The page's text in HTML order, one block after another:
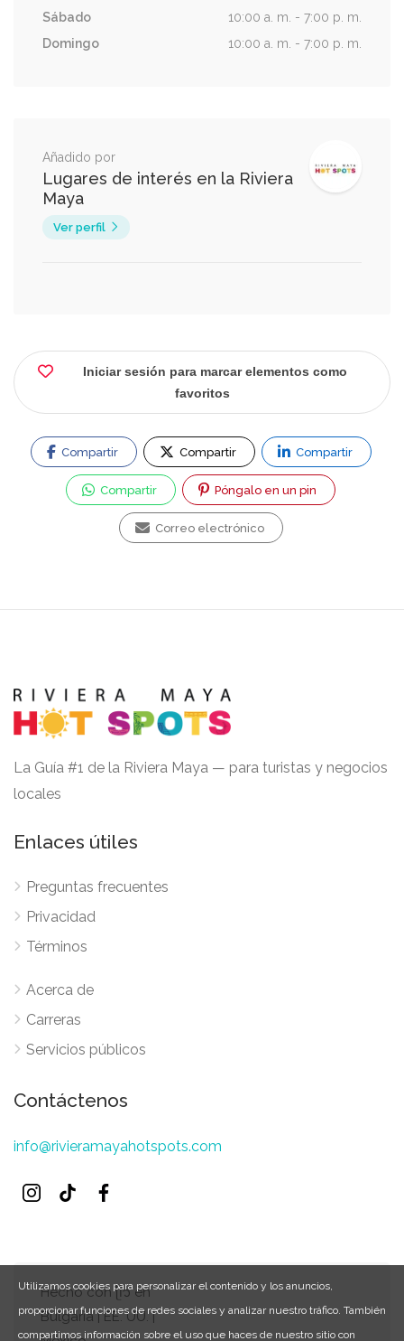
Sábado
10:00 a. m. - 7:00 p. m.
Domingo
10:00 a. m. - 7:00 p. m.
Añadido por
Lugares de interés en la Riviera
Maya
Ver perfil
Iniciar sesión para marcar elementos como
favoritos
Compartir Compartir Compartir
Compartir Póngalo en un pin
Correo electrónico
La Guía #1 de la Riviera Maya — para turistas y negocios
locales
Enlaces útiles
Preguntas frecuentes
Privacidad
Términos
Acerca de
Carreras
Servicios públicos
Contáctenos
info@rivieramayahotspots.com
Hecho con ᥫ᭡ en
Bulgaria | EE. UU. |
Utilizamos cookies para personalizar el contenido y los anuncios,
proporcionar funciones de redes sociales y analizar nuestro tráfico. También
compartimos información sobre el uso que haces de nuestro sitio con